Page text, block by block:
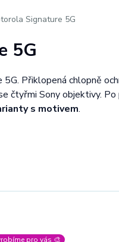
Signature 5G
5G
Přiklopená chlopně
čtyřmi Sony objektivy. Po
s motivem.
pro vás 🎨